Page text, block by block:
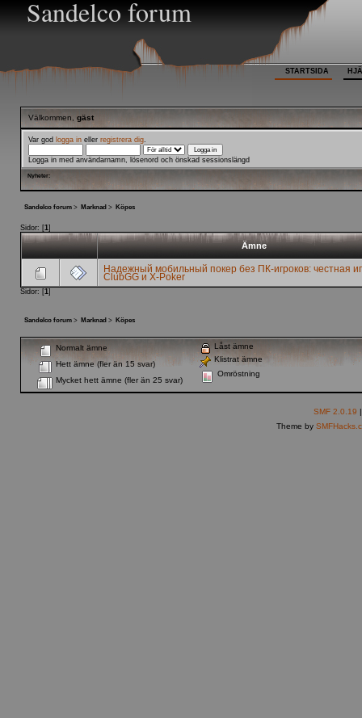
Sandelco forum
STARTSIDA
Välkommen, gäst
Var god logga ineller registrera dig.
Logga in med användarnamn, lösenord och önskad sessionslängd
Nyheter:
Sandelco forum> Marknad > Köpes
Sidor: [1]
Ämne
Надежный мобильный покер без ПК-игроков: честная
ClubGG и X-Poker
Sidor: [1]
Sandelco forum> Marknad> Köpes
Normalt ämne
Hett ämne (fler än 15 svar)
Mycket hett ämne (fler än 25 svar)
Låst ämne
Klistrat ämne
Omröstning
SMF 2.0.19
Theme by